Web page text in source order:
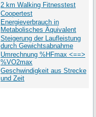
2 km Walking Fitnesstest
Coopertest
Energieverbrauch in
Metabolisches Äquivalent
Steigerung der Laufleistung
durch Gewichtsabnahme
Umrechnung %HFmax <==>
%VO2max
Geschwindigkeit aus Strecke
und Zeit